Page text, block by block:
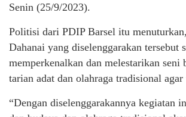
Senin (25/9/2023).
Politisi dari PDIP Barsel itu
Dahanai yang diselenggarakan tersebut
memperkenalkan dan melestarikan seni
tarian adat dan olahraga tradisional
“Dengan diselenggarakannya kegiatan